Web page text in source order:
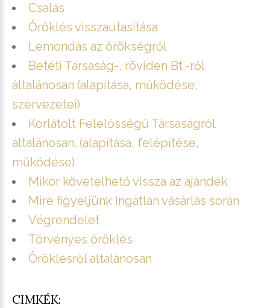
Csalás
Öröklés visszautasítása
Lemondás az örökségről
Betéti Társaság-, röviden Bt.-ről
általánosan (alapítása, működése,
szervezetei)
Korlátolt Felelősségű Társaságról
általánosan. (alapítása, felépítése,
működése)
Mikor követelhető vissza az ajándék
Mire figyeljünk ingatlan vásárlás során
Végrendelet
Törvényes öröklés
Öröklésről általánosan
CIMKÉK: